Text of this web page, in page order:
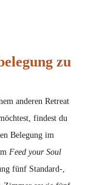
zu
anderen Retreat
findest du
Belegung im
Feed your Soul
fünf Standard-,